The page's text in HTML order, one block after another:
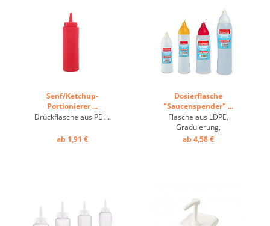
Senf/Ketchup-
Portionierer ...
Drückflasche aus PE ...
ab 1,91 €
Dosierflasche
"Saucenspender" ...
Flasche aus LDPE,
Graduierung,
Silikonverschluss ...
ab 4,58 €